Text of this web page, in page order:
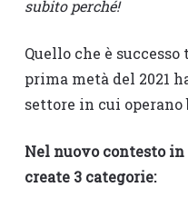
subito perché!
Quello che è successo
prima metà del 2021
settore in cui
Nel nuovo contesto
create 3 categorie: